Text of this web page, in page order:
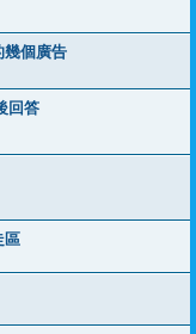
幾個廣告
回答
區